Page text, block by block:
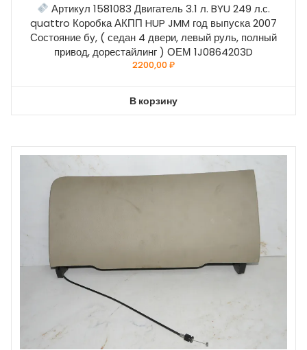
Артикул 1581083 Двигатель 3.1 л. BYU 249 л.с.
quattro Коробка АКПП HUP JMM год выпуска 2007
Состояние бу, ( седан 4 двери, левый руль, полный
привод, дорестайлинг ) ОЕМ 1J0864203D
2200,00₽
В корзину